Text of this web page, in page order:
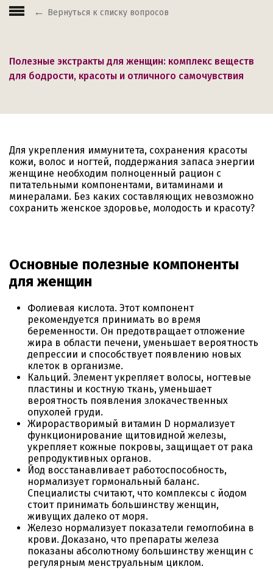
Вернуться к списку вопросов
Полезные экстракты для женщин: комплекс веществ
для бодрости, красоты и отличного самочувствия
Для укрепления иммунитета, сохранения красоты
кожи, волос и ногтей, поддержания запаса энергии
женщине необходим полноценный рацион с
питательными компонентами, витаминами и
минералами. Без каких составляющих невозможно
сохранить женское здоровье, молодость и красоту?
Основные полезные компоненты
для женщин
Фолиевая кислота. Этот компонент
рекомендуется принимать во время
беременности. Он предотвращает отложение
жира в области печени, уменьшает вероятность
депрессии и способствует появлению новых
клеток в организме.
Кальций. Элемент укрепляет волосы, ногтевые
пластины и костную ткань, уменьшает
вероятность появления злокачественных
опухолей груди.
Жирорастворимый витамин D нормализует
функционирование щитовидной железы,
укрепляет кожные покровы, защищает от рака
репродуктивных органов.
Йод восстанавливает работоспособность,
нормализует гормональный баланс.
Специалисты считают, что комплексы с йодом
стоит принимать большинству женщин,
живущих далеко от моря.
Железо нормализует показатели гемоглобина в
крови. Доказано, что препараты железа
показаны абсолютному большинству женщин с
регулярным менструальным циклом.